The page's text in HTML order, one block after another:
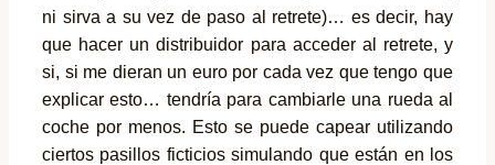
ni sirva a su vez de paso al retrete)… es decir, hay
que hacer un distribuidor para acceder al retrete, y
si, si me dieran un euro por cada vez que tengo que
explicar esto… tendría para cambiarle una rueda al
coche por menos. Esto se puede capear utilizando
ciertos pasillos ficticios simulando que están en los